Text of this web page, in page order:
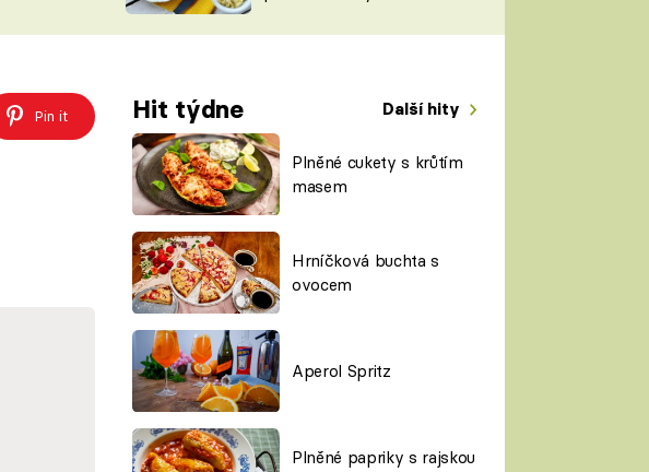
ŠÉFREDAKTORKY
ČASOPIS
Pin it Hit týdne Další hity
Plněné cukety s krůtím
masem
Hrníčková buchta s
ovocem
Aperol Spritz
Plněné papriky s rajskou